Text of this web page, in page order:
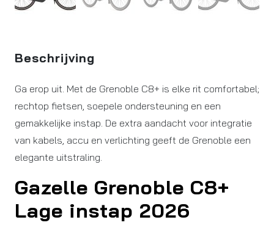
Beschrijving
Ga erop uit. Met de Grenoble C8+ is elke rit comfortabel;
rechtop fietsen, soepele ondersteuning en een
gemakkelijke instap. De extra aandacht voor integratie
van kabels, accu en verlichting geeft de Grenoble een
elegante uitstraling.
Gazelle Grenoble C8+
Lage instap 2026